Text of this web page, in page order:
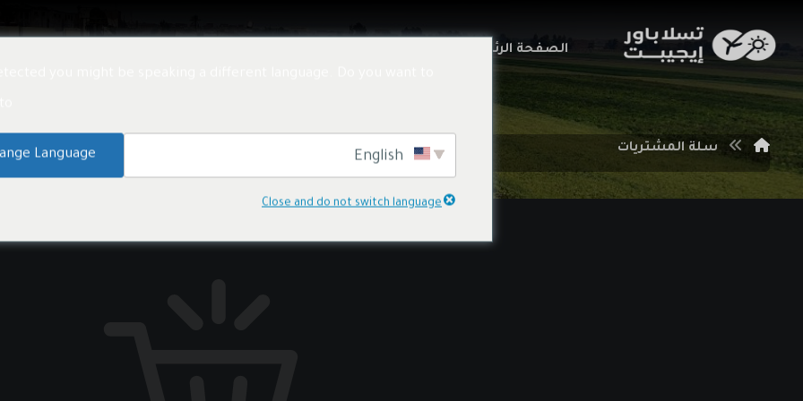
الصفحة الرئيسية
سلة المشتريات Language
Close and do not switch language